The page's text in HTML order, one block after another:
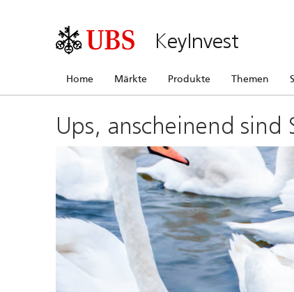
KeyInvest
Home Märkte Produkte Themen
Ups, anscheinend sind